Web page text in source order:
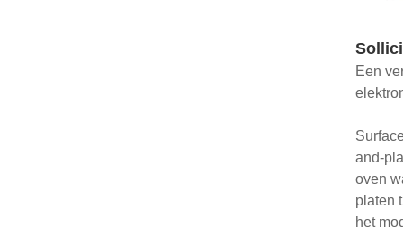
Een
and-
oven
platen
het